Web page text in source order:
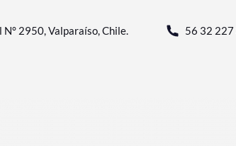
N° 2950, Valparaíso, Chile. 56 32